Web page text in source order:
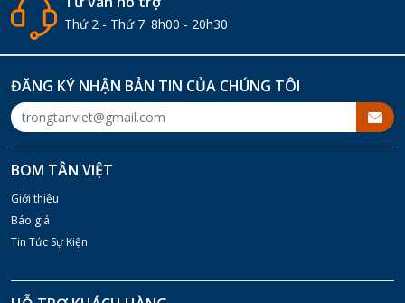
Thứ 2 - Thứ 7: 8h00 - 20h30
BOM TÂN VIỆT
Giới thiệu
Báo giá
Tin Tức Sự Kiện
ĐĂNG KÝ NHẬN BẢN TIN CỦA CHÚNG TÔI